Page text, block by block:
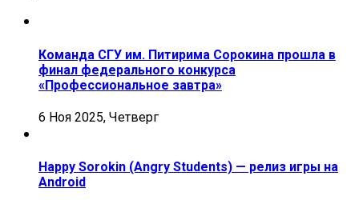
Команда СГУ им. Питирима Сорокина прошла в
финал федерального конкурса
«Профессиональное завтра»
6 Ноя 2025, Четверг
Happy Sorokin (Angry Students) — релиз игры на
Android